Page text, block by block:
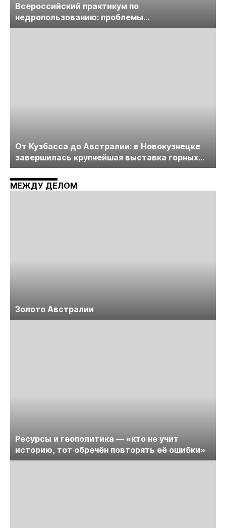
Всероссийский практикум по
недропользованию: проблемы
лицензирования, цифровизации, экспертизы
От Кузбасса до Австралии: в Новокузнецке
завершилась крупнейшая выставка горных
технологий «Недра России. Уголь России и
Майнинг»
МЕЖДУ ДЕЛОМ
Золото Австралии
Ресурсы и геополитика — «кто не учит
историю, тот обречён повторять её ошибки»